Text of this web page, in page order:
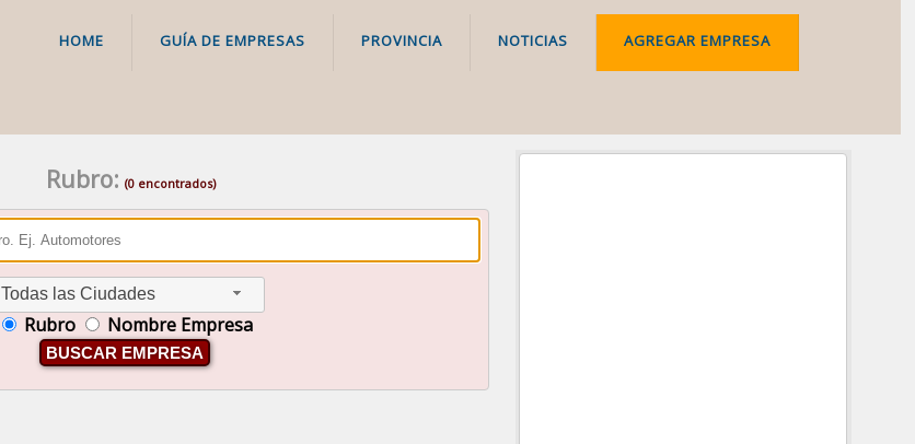
HOME GUÍA DE EMPRESAS PROVINCIA NOTICIAS AGREGAR EMPRESA
Rubro: (0 encontrados)
Todas las Ciudades
Rubro Nombre Empresa
BUSCAR EMPRESA